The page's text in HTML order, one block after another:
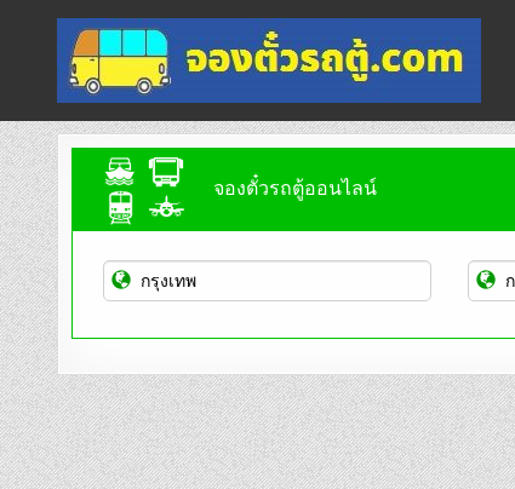
content
จองตั๋วรถตู้ออนไลน์
บริการจองตั๋วรถตู้ออนไลน์
จองตั๋วรถตู้ออนไลน์